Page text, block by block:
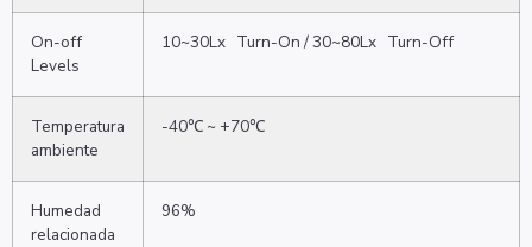
On-off
Levels
10~30Lx Turn-On / 30~80Lx Turn-Off
Temperatura
ambiente
-40℃ ~ +70℃
Humedad
relacionada
96%